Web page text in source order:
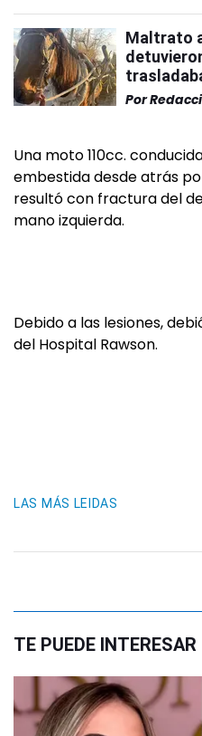
Maltrato
Por
Una moto 110cc.
embestida desde atrás
resultó con fractura del
mano izquierda.
Debido a las lesiones,
del Hospital Rawson.
LAS MÁS LEIDAS
TE PUEDE INTERESAR